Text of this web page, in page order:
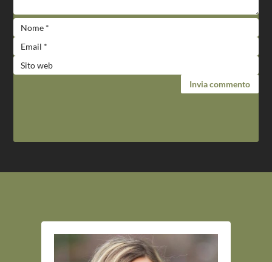
Invia commento